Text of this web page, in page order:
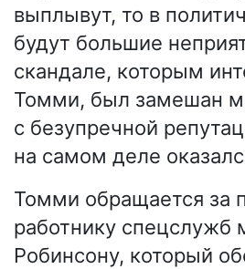
выплывут, то в
будут большие
скандале, которым
Томми, был замешан
с безупречной
на самом деле
Томми обращается за
работнику спецслужб
Робинсону, который